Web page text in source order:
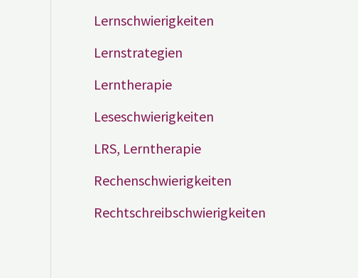
Lernschwierigkeiten
Lernstrategien
Lerntherapie
Leseschwierigkeiten
LRS, Lerntherapie
Rechenschwierigkeiten
Rechtschreibschwierigkeiten